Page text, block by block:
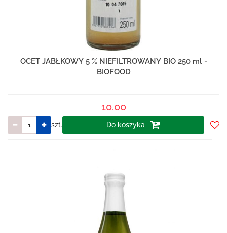
OCET JABŁKOWY 5 % NIEFILTROWANY BIO 250 ml -
BIOFOOD
10.00
szt. Do koszyka